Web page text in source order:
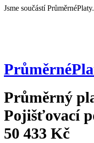
Jsme součástí
Průměrný
Pojišťovací
50 433 Kč